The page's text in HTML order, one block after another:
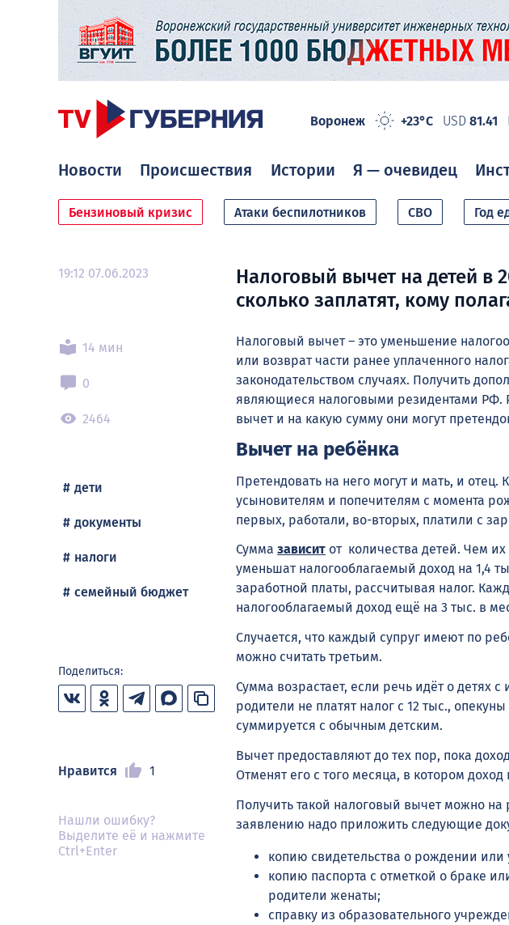
Воронеж +23°C USD 81.41
Новости Происшествия Истории Я — очевидец
Бензиновый кризис Атаки беспилотников СВО Год
19:12 07.06.2023
14 мин
0
2464
дети
документы
налоги
семейный бюджет
Поделиться:
Нравится 1
Нашли ошибку?
Выделите её и нажмите
Ctrl+Enter
Налоговый вычет на детей в
сколько заплатят, кому
Налоговый вычет – это уменьшение
или возврат части ранее уплаченного
законодательством случаях. Получить
являющиеся налоговыми резидентами РФ.
вычет и на какую сумму они могут
Вычет на ребёнка
Претендовать на него могут и мать, и
усыновителям и попечителям с момента
первых, работали, во-вторых, платили с
Сумма зависит от количества детей. Чем
уменьшат налогооблагаемый доход на 1,4
заработной платы, рассчитывая налог.
налогооблагаемый доход ещё на 3 тыс. в
Случается, что каждый супруг имеют по
можно считать третьим.
Сумма возрастает, если речь идёт о детях
родители не платят налог с 12 тыс.,
суммируется с обычным детским.
Вычет предоставляют до тех пор, пока
Отменят его с того месяца, в котором
Получить такой налоговый вычет можно на
заявлению надо приложить следующие
копию свидетельства о рождении
копию паспорта с отметкой о браке
родители женаты;
справку из образовательного